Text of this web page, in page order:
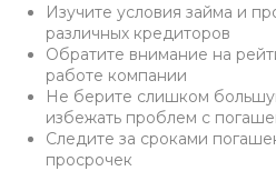
Изучите условия займа и
различных кредиторов
Обратите внимание на
работе компании
Не берите слишком
избежать проблем с
Следите за сроками
просрочек